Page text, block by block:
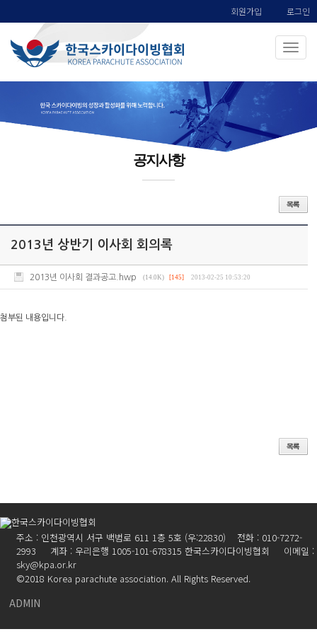
회원가입 로그인
공지사항
2013년 상반기 이사회 회의록
2013년 이사회 결과공고.hwp (14.0K) [145] 2013-02-25 10:53:20
첨부된 내용입니다.
주소 : 인천광역시 서구 백범로 611 1층 5호 (우:22830) 전화 : 010-7272-
2993 계좌 : 우리은행 1005-101-678315 한국스카이다이빙협회 이메일 :
sky@kpa.or.kr
©2018 Korea parachute association. All Rights Reserved.
ADMIN